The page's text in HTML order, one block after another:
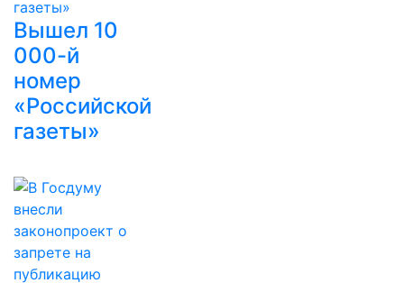
Вышел 10
000-й
номер
«Российской
газеты»